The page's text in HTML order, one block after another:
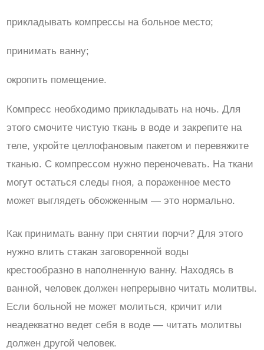
прикладывать компрессы на больное место;
принимать ванну;
окропить помещение.
Компресс необходимо прикладывать на ночь. Для
этого смочите чистую ткань в воде и закрепите на
теле, укройте целлофановым пакетом и перевяжите
тканью. С компрессом нужно переночевать. На ткани
могут остаться следы гноя, а пораженное место
может выглядеть обожженным — это нормально.
Как принимать ванну при снятии порчи? Для этого
нужно влить стакан заговоренной воды
крестообразно в наполненную ванну. Находясь в
ванной, человек должен непрерывно читать молитвы.
Если больной не может молиться, кричит или
неадекватно ведет себя в воде — читать молитвы
должен другой человек.